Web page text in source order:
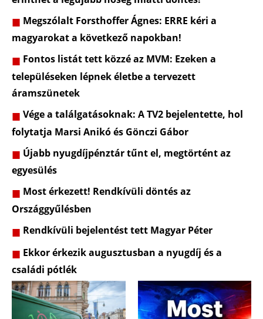
Megszólalt Forsthoffer Ágnes: ERRE kéri a
magyarokat a következő napokban!
Fontos listát tett közzé az MVM: Ezeken a
településeken lépnek életbe a tervezett
áramszünetek
Vége a találgatásoknak: A TV2 bejelentette, hol
folytatja Marsi Anikó és Gönczi Gábor
Újabb nyugdíjpénztár tűnt el, megtörtént az
egyesülés
Most érkezett! Rendkívüli döntés az
Országgyűlésben
Rendkívüli bejelentést tett Magyar Péter
Ekkor érkezik augusztusban a nyugdíj és a
családi pótlék